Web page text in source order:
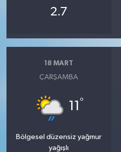
2.7
18 MART
ÇARŞAMBA
11 °
Bölgesel düzensiz yağmur
yağışlı